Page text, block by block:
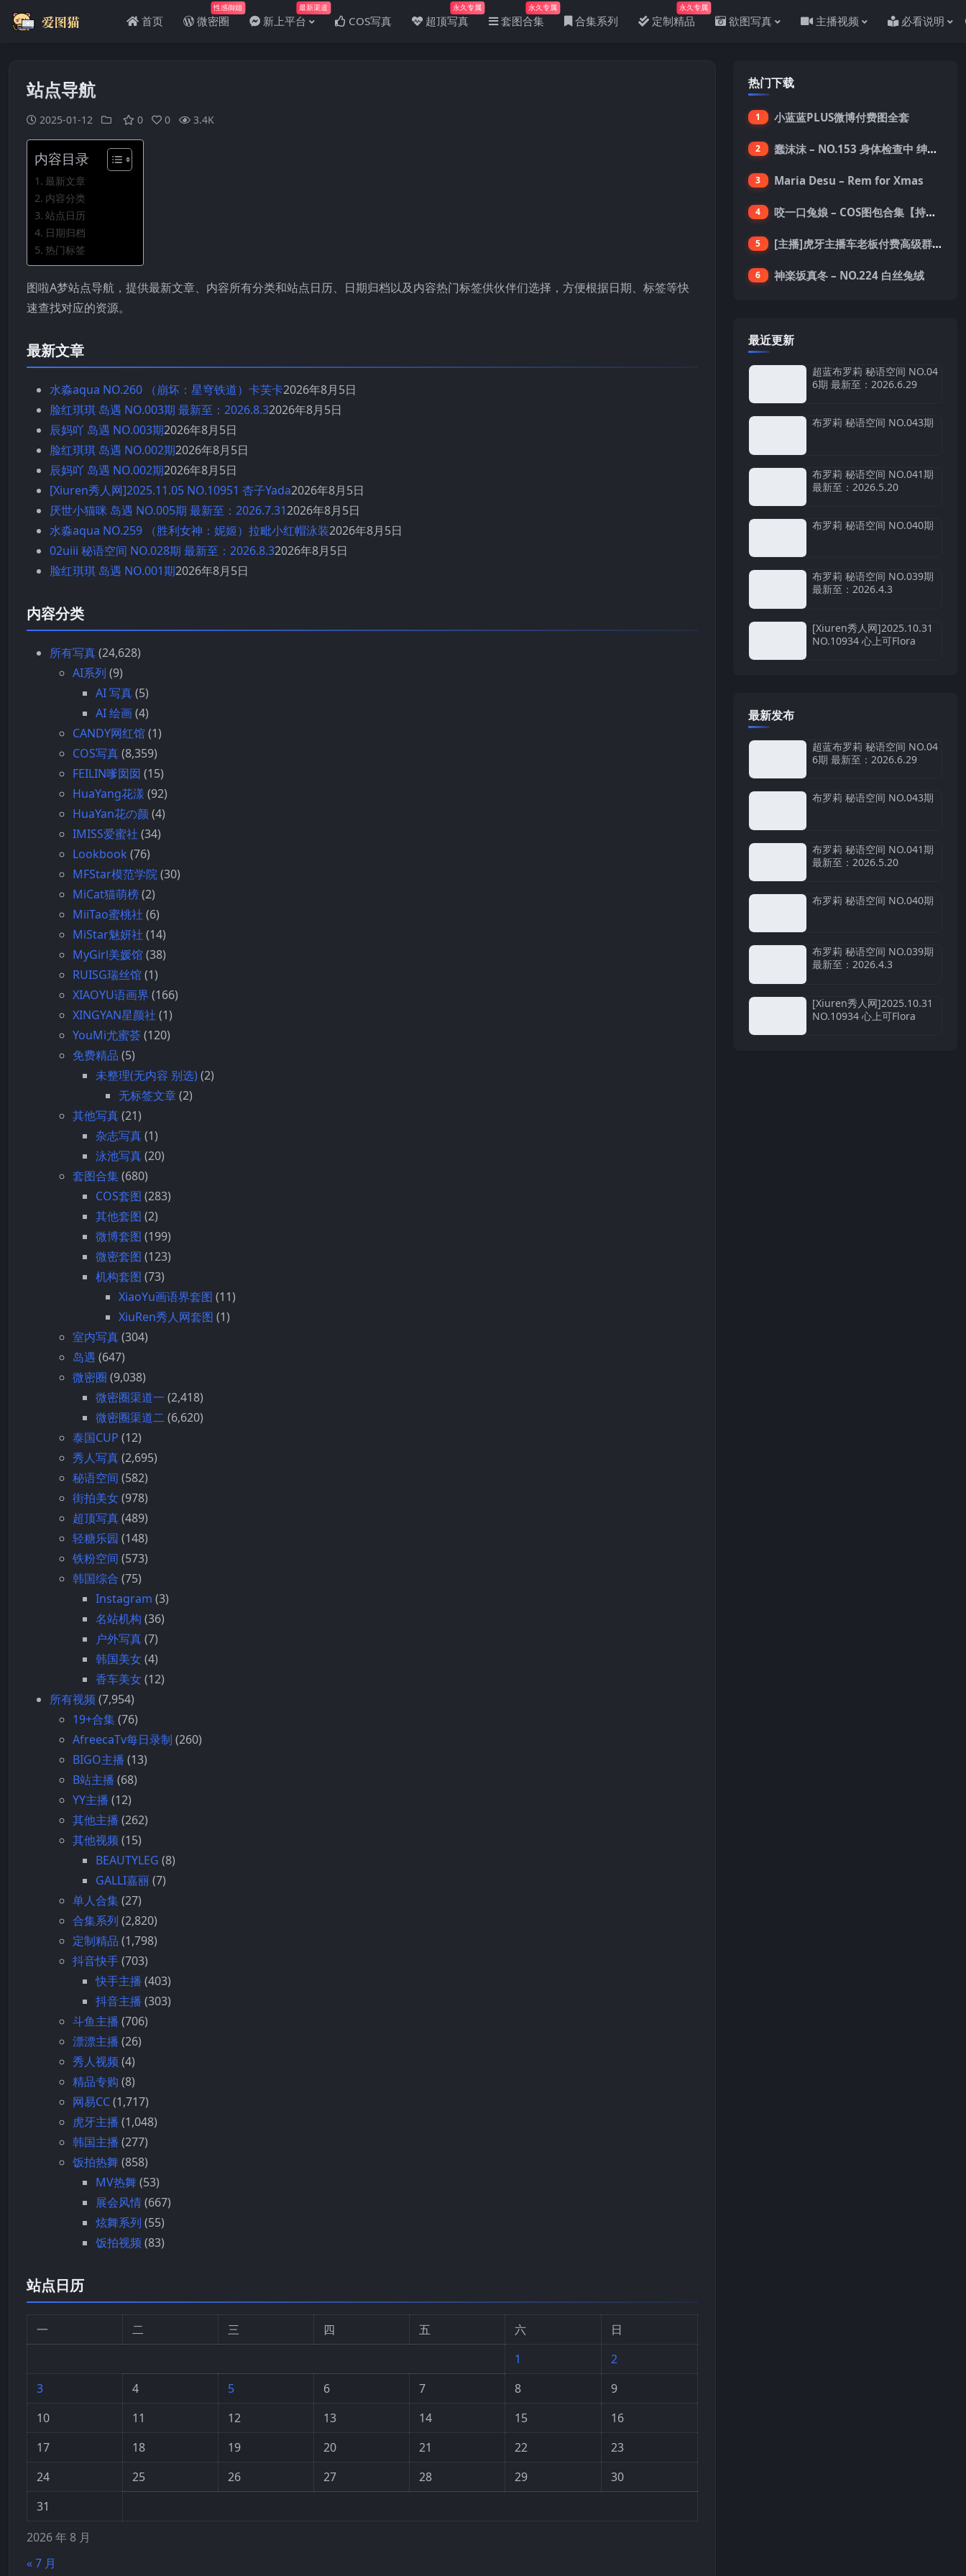
首页 微密圈
性感御姐
新上平台
最新渠道
COS写真 超顶写真
永久专属
套图合集
永久专属
合集系列 定制精品
永久专属
欲图写真 主播视频 必看说明
站点导航
2025-01-12 0 0 3.4K
内容目录
最新文章
内容分类
站点日历
日期归档
热门标签
图啦A梦站点导航，提供最新文章、内容所有分类和站点日历、日期归档以及内容热门标签供伙伴们选择，方便根据日期、标签等快
速查找对应的资源。
最新文章
水淼aqua NO.260 （崩坏：星穹铁道）卡芙卡2026年8月5日
脸红琪琪 岛遇 NO.003期 最新至：2026.8.32026年8月5日
辰妈吖 岛遇 NO.003期2026年8月5日
脸红琪琪 岛遇 NO.002期2026年8月5日
辰妈吖 岛遇 NO.002期2026年8月5日
[Xiuren秀人网]2025.11.05 NO.10951 杏子Yada2026年8月5日
厌世小猫咪 岛遇 NO.005期 最新至：2026.7.312026年8月5日
水淼aqua NO.259 （胜利女神：妮姬）拉毗小红帽泳装2026年8月5日
02uiii 秘语空间 NO.028期 最新至：2026.8.32026年8月5日
脸红琪琪 岛遇 NO.001期2026年8月5日
内容分类
所有写真(24,628)
AI系列 (9)
AI 写真(5)
AI 绘画(4)
CANDY网红馆(1)
COS写真(8,359)
FEILIN嗲囡囡 (15)
HuaYang花漾 (92)
HuaYan花の颜(4)
IMISS爱蜜社 (34)
Lookbook (76)
MFStar模范学院(30)
MiCat猫萌榜(2)
MiiTao蜜桃社 (6)
MiStar魅妍社 (14)
MyGirl美媛馆(38)
RUISG瑞丝馆(1)
XIAOYU语画界 (166)
XINGYAN星颜社 (1)
YouMi尤蜜荟(120)
免费精品 (5)
未整理(无内容 别选)(2)
无标签文章(2)
其他写真(21)
杂志写真(1)
泳池写真(20)
套图合集(680)
COS套图 (283)
其他套图 (2)
微博套图 (199)
微密套图 (123)
机构套图 (73)
XiaoYu画语界套图 (11)
XiuRen秀人网套图 (1)
室内写真(304)
岛遇 (647)
微密圈 (9,038)
微密圈渠道一 (2,418)
微密圈渠道二 (6,620)
泰国CUP (12)
秀人写真(2,695)
秘语空间 (582)
街拍美女(978)
超顶写真(489)
轻糖乐园 (148)
铁粉空间 (573)
韩国综合 (75)
Instagram (3)
名站机构 (36)
户外写真(7)
韩国美女(4)
香车美女(12)
所有视频 (7,954)
19+合集(76)
AfreecaTv每日录制 (260)
BIGO主播 (13)
B站主播 (68)
YY主播 (12)
其他主播 (262)
其他视频 (15)
BEAUTYLEG (8)
GALLI嘉丽(7)
单人合集(27)
合集系列 (2,820)
定制精品 (1,798)
抖音快手(703)
快手主播 (403)
抖音主播 (303)
斗鱼主播 (706)
漂漂主播 (26)
秀人视频 (4)
精品专购 (8)
网易CC(1,717)
虎牙主播 (1,048)
韩国主播 (277)
饭拍热舞(858)
MV热舞(53)
展会风情(667)
炫舞系列 (55)
饭拍视频 (83)
站点日历
2026 年 8 月
一 二 三 四 五 六
日
1
2
3
4 5 6 7 8
9
10
11 12 13 14 15
16
17
18 19 20 21 22
23
24
25 26 27 28 29
30
31
« 7 月
热门下载
1 小蓝蓝PLUS微博付费图全套
2 蠢沫沫 – NO.153 身体检查中 绅士版 [150P-1.4G]
3 Maria Desu – Rem for Xmas
4 咬一口兔娘 – COS图包合集【持续更新中】
5 [主播]虎牙主播车老板付费高级群真空内衣极限定制8分19
6 神楽坂真冬 – NO.224 白丝兔绒
最近更新
超蓝布罗莉 秘语空间 NO.04
6期 最新至：2026.6.29
布罗莉 秘语空间 NO.043期
布罗莉 秘语空间 NO.041期
最新至：2026.5.20
布罗莉 秘语空间 NO.040期
布罗莉 秘语空间 NO.039期
最新至：2026.4.3
[Xiuren秀人网]2025.10.31
NO.10934 心上可Flora
最新发布
超蓝布罗莉 秘语空间 NO.04
6期 最新至：2026.6.29
布罗莉 秘语空间 NO.043期
布罗莉 秘语空间 NO.041期
最新至：2026.5.20
布罗莉 秘语空间 NO.040期
布罗莉 秘语空间 NO.039期
最新至：2026.4.3
[Xiuren秀人网]2025.10.31
NO.10934 心上可Flora